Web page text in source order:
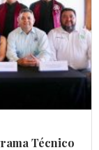
Técnico